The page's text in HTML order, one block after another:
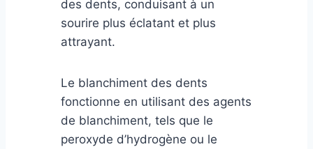
des dents, conduisant à un
sourire plus éclatant et plus
attrayant.
Le blanchiment des dents
fonctionne en utilisant des agents
de blanchiment, tels que le
peroxyde d’hydrogène ou le